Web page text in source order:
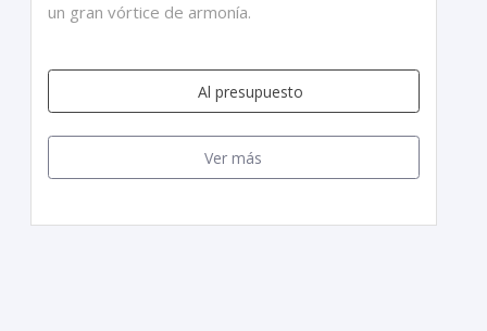
un gran vórtice de armonía.
Al presupuesto
Ver más